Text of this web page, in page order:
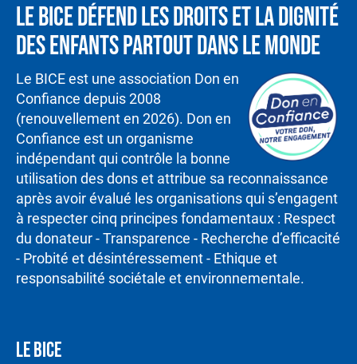
Le BICE défend les droits et la dignité
des enfants partout dans le monde
Le BICE est une association Don en
Confiance depuis 2008
(renouvellement en 2026). Don en
Confiance est un organisme
indépendant qui contrôle la bonne
utilisation des dons et attribue sa reconnaissance
après avoir évalué les organisations qui s’engagent
à respecter cinq principes fondamentaux : Respect
du donateur - Transparence - Recherche d’efficacité
- Probité et désintéressement - Ethique et
responsabilité sociétale et environnementale.
LE BICE